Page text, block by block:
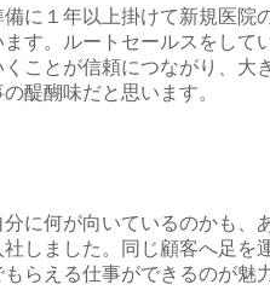
に１年以上掛けて新規医院
す。ルートセールスをして
ことが信頼につながり、大
醍醐味だと思います。
に何が向いているのかも、
しました。同じ顧客へ足を
らえる仕事ができるのが魅